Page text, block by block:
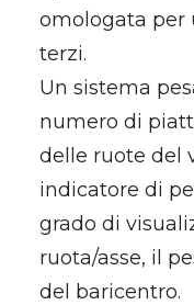
omologata per
terzi.
Un sistema
numero di
delle ruote del
indicatore di
grado di
ruota/asse, il
del baricentro.